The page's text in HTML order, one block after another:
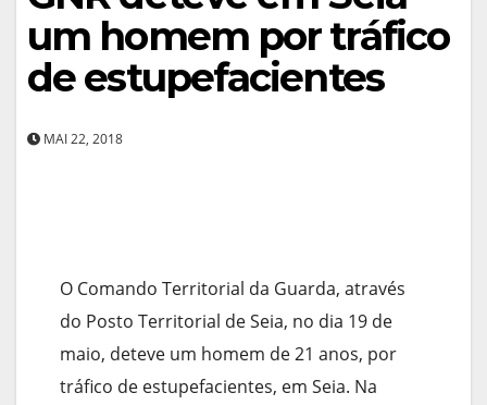
um homem por tráfico
de estupefacientes
MAI 22, 2018
O Comando Territorial da Guarda, através
do Posto Territorial de Seia, no dia 19 de
maio, deteve um homem de 21 anos, por
tráfico de estupefacientes, em Seia. Na